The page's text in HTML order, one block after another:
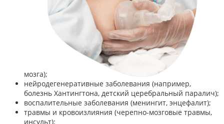
мозга);
нейродегенеративные заболевания (например,
болезнь Хантингтона, детский церебральный паралич);
воспалительные заболевания (менингит, энцефалит);
травмы и кровоизлияния (черепно-мозговые травмы,
инсульт);